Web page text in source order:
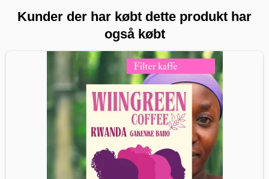
Kunder der har købt dette produkt har
også købt